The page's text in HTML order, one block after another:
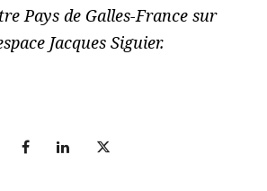
Pays de Galles-France sur
Jacques Siguier.